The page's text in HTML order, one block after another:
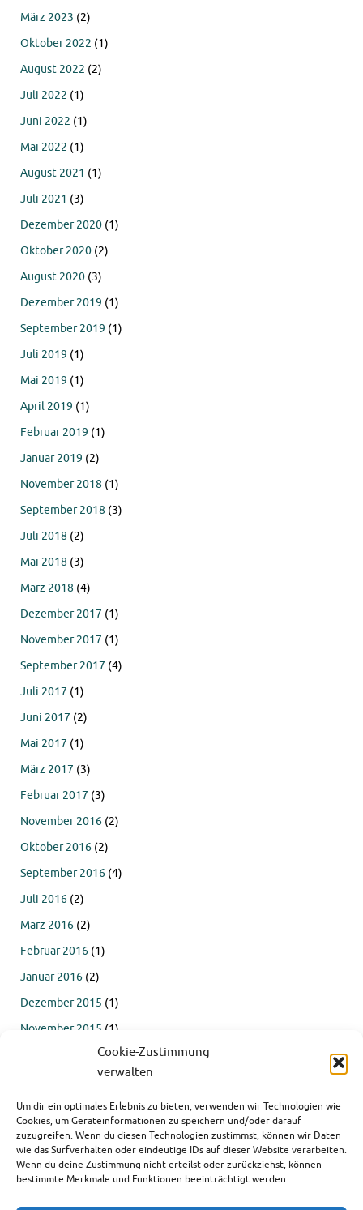
Cookie-Zustimmung
verwalten
Um dir ein optimales Erlebnis zu bieten, verwenden wir Technologien wie
Cookies, um Geräteinformationen zu speichern und/oder darauf
zuzugreifen. Wenn du diesen Technologien zustimmst, können wir Daten
wie das Surfverhalten oder eindeutige IDs auf dieser Website verarbeiten.
Wenn du deine Zustimmung nicht erteilst oder zurückziehst, können
bestimmte Merkmale und Funktionen beeinträchtigt werden.
März 2023 (2)
Oktober 2022 (1)
August 2022 (2)
Juli 2022 (1)
Juni 2022 (1)
Mai 2022 (1)
August 2021 (1)
Juli 2021 (3)
Dezember 2020 (1)
Oktober 2020 (2)
August 2020 (3)
Dezember 2019 (1)
September 2019 (1)
Juli 2019 (1)
Mai 2019 (1)
April 2019 (1)
Februar 2019 (1)
Januar 2019 (2)
November 2018 (1)
September 2018 (3)
Juli 2018 (2)
Mai 2018 (3)
März 2018 (4)
Dezember 2017 (1)
November 2017 (1)
September 2017 (4)
Juli 2017 (1)
Juni 2017 (2)
Mai 2017 (1)
März 2017 (3)
Februar 2017 (3)
November 2016 (2)
Oktober 2016 (2)
September 2016 (4)
Juli 2016 (2)
März 2016 (2)
Februar 2016 (1)
Januar 2016 (2)
Dezember 2015 (1)
November 2015 (1)
(4)
September 2015 (4)
Juli 2015(2)
Juni 2015 (1)
März 2015
(1)